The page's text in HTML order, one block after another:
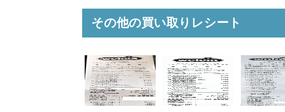
その他の買い取りレシート